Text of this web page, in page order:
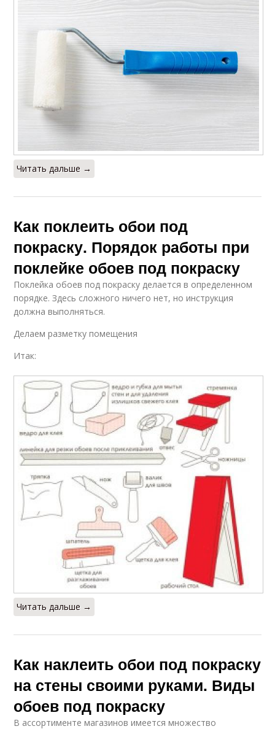
Читать дальше →
Как поклеить обои под
покраску. Порядок работы при
поклейке обоев под покраску
Поклейка обоев под покраску делается в определенном
порядке. Здесь сложного ничего нет, но инструкция
должна выполняться.
Делаем разметку помещения
Итак:
Читать дальше →
Как наклеить обои под покраску
на стены своими руками. Виды
обоев под покраску
В ассортименте магазинов имеется множество